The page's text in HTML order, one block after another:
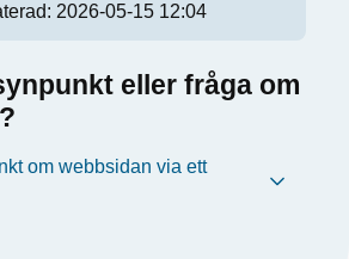
2026-05-15 12:04
eller fråga om
om webbsidan via ett